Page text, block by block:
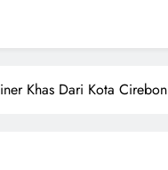
Khas Dari Kota Cirebon